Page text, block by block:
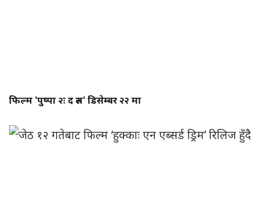
फिल्म 'पुष्पा २ः द रुल' डिसेम्बर २२ मा